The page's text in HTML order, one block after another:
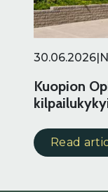
30.06.2026
Kuopion
Read